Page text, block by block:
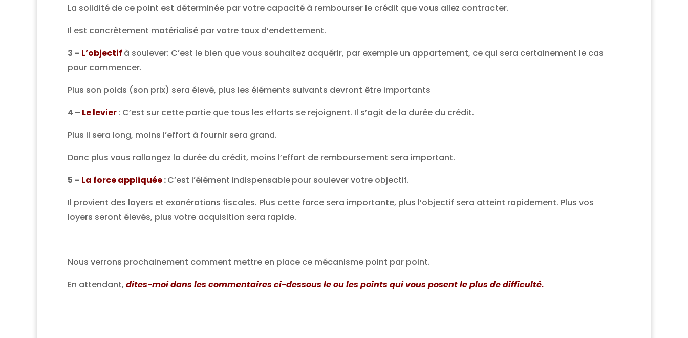
La solidité de ce point est déterminée par votre capacité à rembourser le crédit que vous allez contracter.
Il est concrètement matérialisé par votre taux d’endettement.
3 – L’objectif à soulever: C’est le bien que vous souhaitez acquérir, par exemple un appartement, ce qui sera certainement le cas
pour commencer.
Plus son poids (son prix) sera élevé, plus les éléments suivants devront être importants
4 – Le levier: C’est sur cette partie que tous les efforts se rejoignent. Il s’agit de la durée du crédit.
Plus il sera long, moins l’effort à fournir sera grand.
Donc plus vous rallongez la durée du crédit, moins l’effort de remboursement sera important.
5 – La force appliquée:C’est l’élément indispensablepour soulever votre objectif.
Il provient des loyers et exonérations fiscales. Plus cette force sera importante, plus l’objectif sera atteint rapidement. Plus vos
loyers seront élevés, plus votre acquisition sera rapide.
Nous verrons prochainement comment mettre en place ce mécanisme point par point.
En attendant, dites-moi dans les commentaires ci-dessous le ou les points qui vous posent le plus de difficulté.